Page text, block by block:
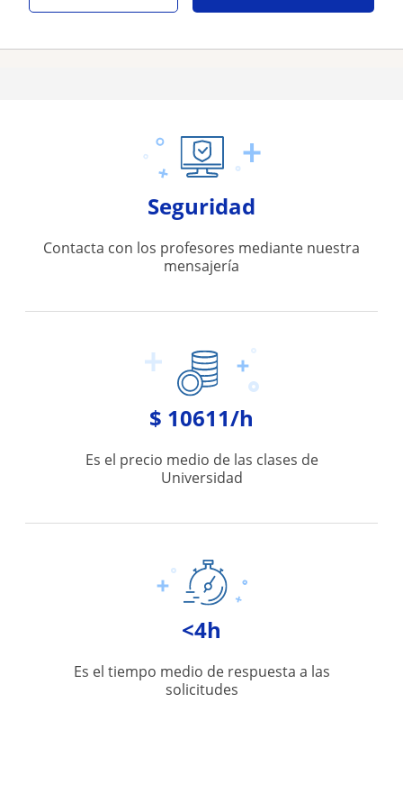
Seguridad
Contacta con los profesores mediante nuestra
mensajería
$ 10611/h
Es el precio medio de las clases de
Universidad
<4h
Es el tiempo medio de respuesta a las
solicitudes